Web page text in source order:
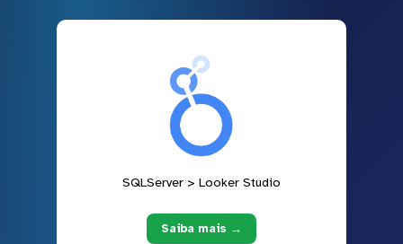
SQLServer > Looker Studio
Saiba mais →